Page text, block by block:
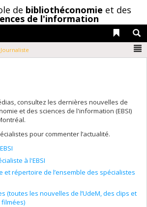
de bibliothéconomie et des
de l'information
Liens
Journaliste
consultez les dernières nouvelles de
et des sciences de l'information (EBSI)
pour commenter l’actualité.
à l'EBSI
et répertoire de l’ensemble des spécialistes
(toutes les nouvelles de l’UdeM, des clips et